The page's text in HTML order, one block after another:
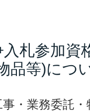
札参加資
品等)につ
・業務委託